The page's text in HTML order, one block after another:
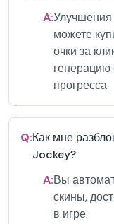
A:
можете
очки за
прогресса.
Q:Как мне
Jockey?
A:Вы
скины,
в игре.